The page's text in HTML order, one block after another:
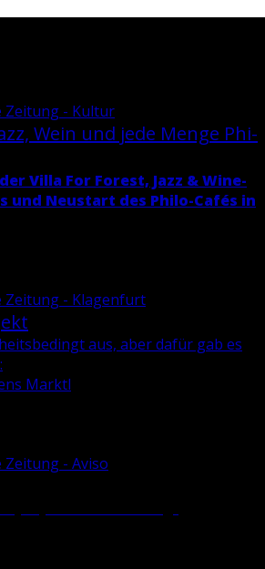
Zeitung - Kultur
Wein und jede Menge Phi­
Villa For Fo­rest, Jazz & Wi­ne-
und Neu­start des Phi­lo-Cafés in
Zeitung - Klagenfurt
aus, aber dafür gab es
Marktl
Zeitung - Aviso